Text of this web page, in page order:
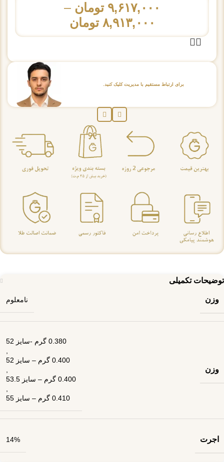
۹,۶۱۷,۰۰۰ تومان –
۸,۹۱۳,۰۰۰ تومان
برای ارتباط مستقیم با مدیریت کلیک کنید.
توضیحات تکمیلی
وزن نامعلوم
وزن
0.380 گرم -سایز 52
0.400 گرم – سایز 52
0.400 گرم – سایز 53.5
0.410 گرم – سایز 55
اجرت 14%